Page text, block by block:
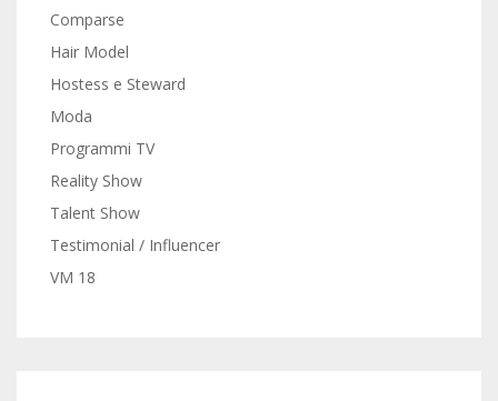
Comparse
Hair Model
Hostess e Steward
Moda
Programmi TV
Reality Show
Talent Show
Testimonial / Influencer
VM 18